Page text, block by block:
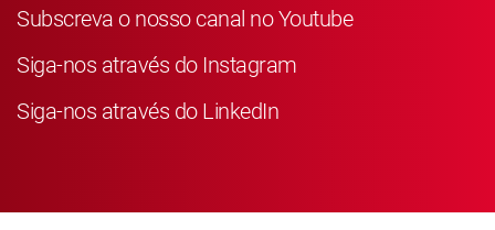
Subscreva o nosso canal no Youtube
Siga-nos através do Instagram
Siga-nos através do LinkedIn